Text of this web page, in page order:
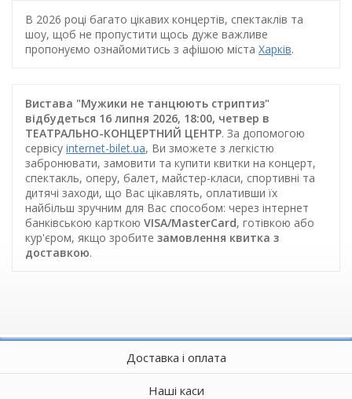
В 2026 році багато цікавих концертів, спектаклів та
шоу, щоб не пропустити щось дуже важливе
пропонуємо ознайомитись з афішою міста Харків.
Вистава "Мужики не танцюють стриптиз"
відбудеться 16 липня 2026, 18:00, четвер в
ТЕАТРАЛЬНО-КОНЦЕРТНИЙ ЦЕНТР. За допомогою
сервісу internet-bilet.ua, Ви зможете з легкістю
забронювати, замовити та купити квитки на концерт,
спектакль, оперу, балет, майстер-класи, спортивні та
дитячі заходи, що Вас цікавлять, оплативши їх
найбільш зручним для Вас способом: через інтернет
банківською карткою VISA/MasterCard, готівкою або
кур'єром, якщо зробите замовлення квитка з
доставкою.
Доставка і оплата
Наші каси